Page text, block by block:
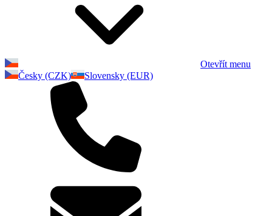
Otevřít menu
Česky (CZK)
Slovensky (EUR)